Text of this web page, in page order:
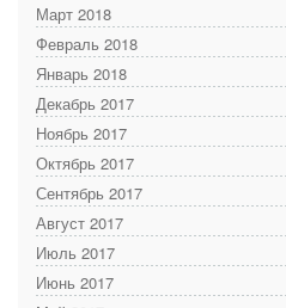
Март 2018
Февраль 2018
Январь 2018
Декабрь 2017
Ноябрь 2017
Октябрь 2017
Сентябрь 2017
Август 2017
Июль 2017
Июнь 2017